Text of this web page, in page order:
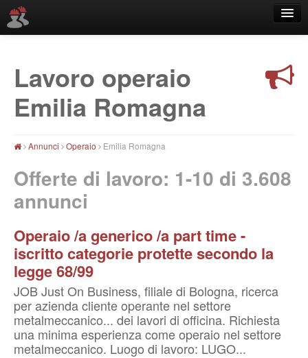
Località
Lavoro operaio
Emilia Romagna
Annunci Operaio Emilia Romagna
Offerte di lavoro: 1-10 di 3.608
annunci
Operaio /a generico /a part time -
iscritto categorie protette secondo la
legge 68/99
JOB Just On Business, filiale di Bologna, ricerca
per azienda cliente operante nel settore
metalmeccanico... dei lavori di officina. Richiesta
una minima esperienza come operaio nel settore
metalmeccanico. Luogo di lavoro: LUGO...